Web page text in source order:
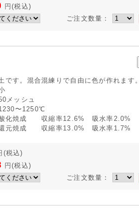
円(税込)
ご注文数量：
です。混合混練りで自由に色が作れます。
メッシュ
〜1250℃
化焼成 収縮率12.6% 吸水率2.0%
元焼成 収縮率13.0% 吸水率1.7%
(税込)
円(税込)
ご注文数量：